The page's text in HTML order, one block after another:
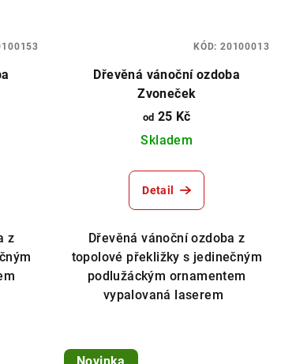
z
Dřevěná vánoční ozdoba
Zvoneček
od 25 Kč
Skladem
Detail
Dřevěná vánoční ozdoba z
topolové překližky s jedinečným
podlužáckým ornamentem
vypalovaná laserem
KÓD:20100013